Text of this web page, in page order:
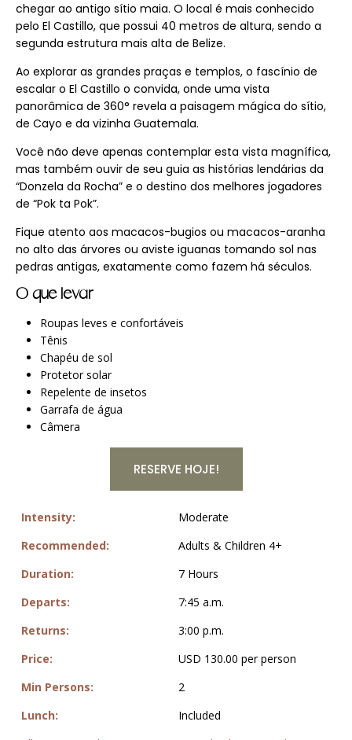
chegar ao antigo sítio maia. O local é mais conhecido
pelo El Castillo, que possui 40 metros de altura, sendo a
segunda estrutura mais alta de Belize.
Ao explorar as grandes praças e templos, o fascínio de
escalar o El Castillo o convida, onde uma vista
panorâmica de 360° revela a paisagem mágica do sítio,
de Cayo e da vizinha Guatemala.
Você não deve apenas contemplar esta vista magnífica,
mas também ouvir de seu guia as histórias lendárias da
“Donzela da Rocha” e o destino dos melhores jogadores
de “Pok ta Pok”.
Fique atento aos macacos-bugios ou macacos-aranha
no alto das árvores ou aviste iguanas tomando sol nas
pedras antigas, exatamente como fazem há séculos.
O que levar
Roupas leves e confortáveis
Tênis
Chapéu de sol
Protetor solar
Repelente de insetos
Garrafa de água
Câmera
RESERVE HOJE!
Intensity:
Moderate
Recommended:
Adults & Children 4+
Duration:
7 Hours
Departs:
7:45 a.m.
Returns:
3:00 p.m.
Price:
USD 130.00 per person
Min Persons:
2
Lunch:
Included